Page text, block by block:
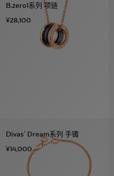
B.zero1系列 项链
¥28,100
Divas’ Dream系列 手镯
¥14,000